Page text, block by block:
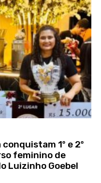
1º e 2º
feminino de
Luizinho Goebel